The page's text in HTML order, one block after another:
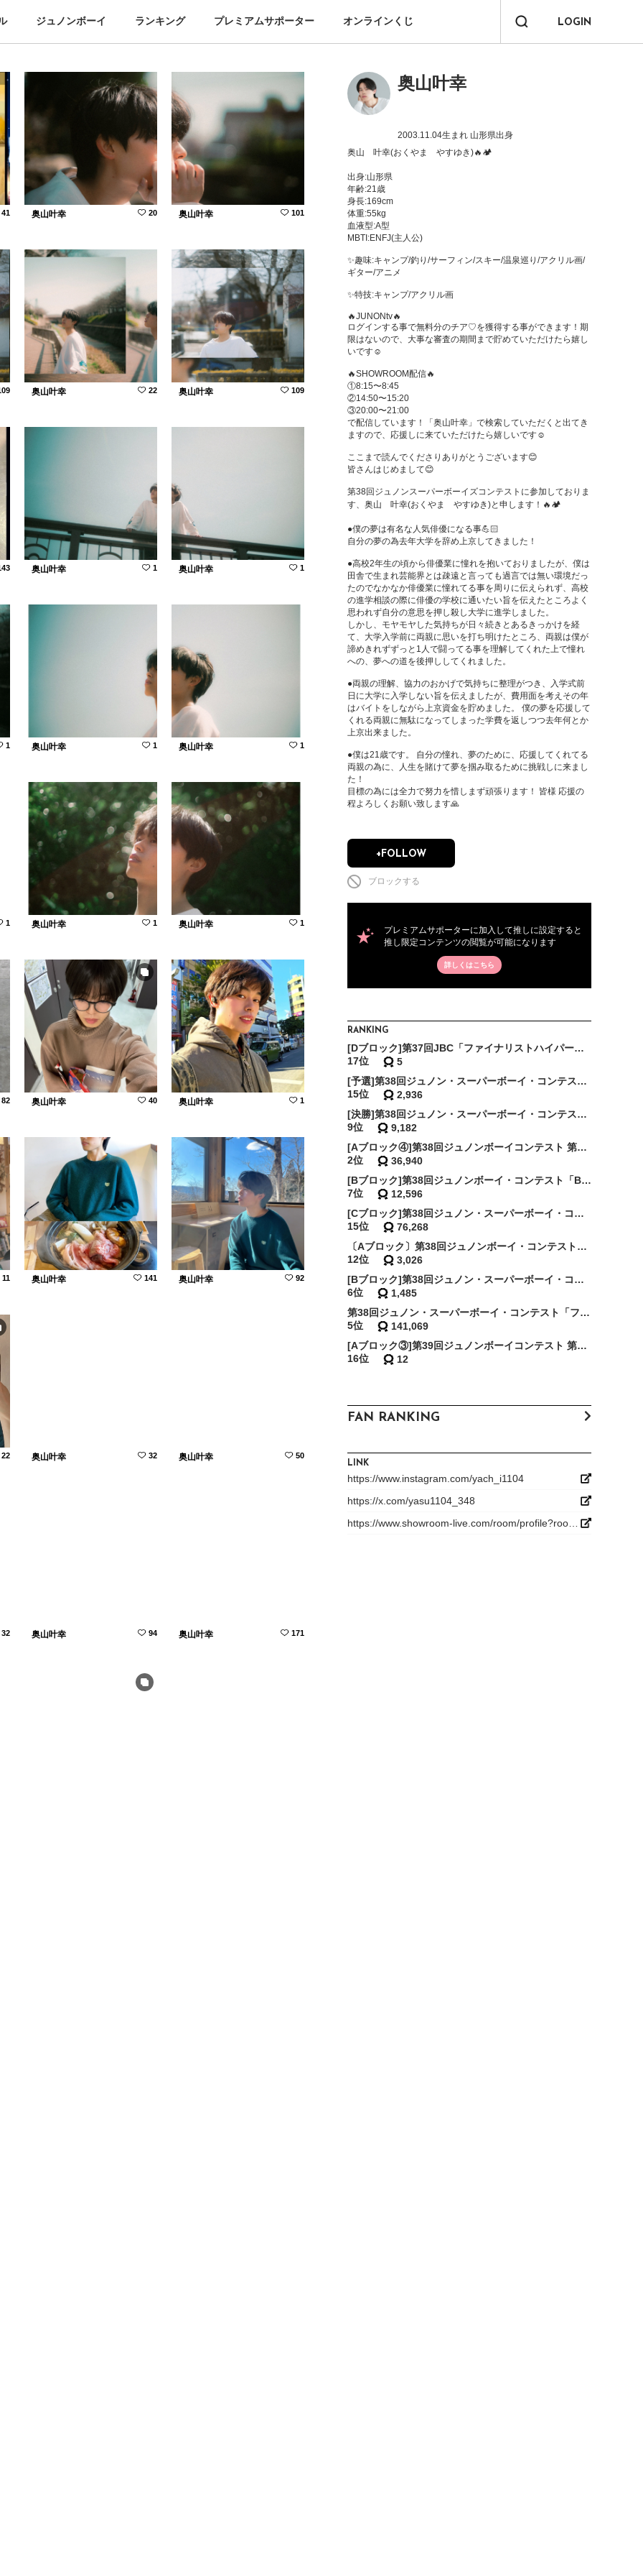
LOGIN
ジュノンボーイ ランキング プレミアムサポーター オンラインくじ
奥山叶幸
ブロックする
+FOLLOW
プレミアムサポーターに加入して推しに設定すると
推し限定コンテンツの閲覧が可能になります
詳しくはこちら
RANKING
[Dブロック]第37回JBC「ファイナリストハイパー敗者復活戦・予選〜天の時〜」
17位
5
[予選]第38回ジュノン・スーパーボーイ・コンテスト サバイバルリベンジ
15位
2,936
[決勝]第38回ジュノン・スーパーボーイ・コンテスト サバイバルリベンジ
9位
9,182
[Aブロック④]第38回ジュノンボーイコンテスト 第2次審査BEST150確約イベント
2位
36,940
[Bブロック]第38回ジュノンボーイ・コンテスト「BEST75敗者復活戦」〜下剋上〜
7位
12,596
[Cブロック]第38回ジュノン・スーパーボーイ・コンテスト「BEST30決定戦」
15位
76,268
〔Aブロック〕第38回ジュノンボーイ・コンテスト「BEST20敗者復活戦」
12位
3,026
[Bブロック]第38回ジュノン・スーパーボーイ・コンテスト「ファイナリストスーパー敗者復活戦・予選〜西の陣〜」
6位
1,485
第38回ジュノン・スーパーボーイ・コンテスト「ファイナリストスーパー敗者復活戦・決勝」
5位
141,069
[Aブロック③]第39回ジュノンボーイコンテスト 第2次審査BEST150確約イベント
16位
12
2003.11.04生まれ 山形県出身
奥山　叶幸(おくやま　やすゆき)🔥🏕️
出身:山形県
年齢:21歳
身長:169cm
体重:55kg
血液型:A型
MBTI:ENFJ(主人公)
✨趣味:キャンプ/釣り/サーフィン/スキー/温泉巡り/アクリル画/
ギター/アニメ
✨特技:キャンプ/アクリル画
🔥JUNONtv🔥
ログインする事で無料分のチア♡を獲得する事ができます！期
限はないので、大事な審査の期間まで貯めていただけたら嬉し
いです☺️
🔥SHOWROOM配信🔥
①8:15〜8:45
②14:50〜15:20
③20:00〜21:00
で配信しています！「奥山叶幸」で検索していただくと出てき
ますので、応援しに来ていただけたら嬉しいです☺️
ここまで読んでくださりありがとうございます😊
皆さんはじめまして😊
第38回ジュノンスーパーボーイズコンテストに参加しておりま
す、奥山　叶幸(おくやま　やすゆき)と申します！🔥🏕️
●僕の夢は有名な人気俳優になる事💪🏻
自分の夢の為去年大学を辞め上京してきました！
●高校2年生の頃から俳優業に憧れを抱いておりましたが、僕は
田舎で生まれ芸能界とは疎遠と言っても過言では無い環境だっ
たのでなかなか俳優業に憧れてる事を周りに伝えられず、高校
の進学相談の際に俳優の学校に通いたい旨を伝えたところよく
思われず自分の意思を押し殺し大学に進学しました。
しかし、モヤモヤした気持ちが日々続きとあるきっかけを経
て、大学入学前に両親に思いを打ち明けたところ、両親は僕が
諦めきれずずっと1人で闘ってる事を理解してくれた上で憧れ
への、夢への道を後押ししてくれました。
●両親の理解、協力のおかげで気持ちに整理がつき、入学式前
日に大学に入学しない旨を伝えましたが、費用面を考えその年
はバイトをしながら上京資金を貯めました。 僕の夢を応援して
くれる両親に無駄になってしまった学費を返しつつ去年何とか
上京出来ました。
●僕は21歳です。 自分の憧れ、夢のために、応援してくれてる
両親の為に、人生を賭けて夢を掴み取るために挑戦しに来まし
た！
目標の為には全力で努力を惜しまず頑張ります！ 皆様 応援の
程よろしくお願い致します🙏
FAN RANKING
41 奥山叶幸 20 奥山叶幸 101
奥山叶幸 22 奥山叶幸 109
奥山叶幸 1 奥山叶幸 1
1 奥山叶幸 1 奥山叶幸 1
1 奥山叶幸 1 奥山叶幸 1
82 奥山叶幸 40 奥山叶幸 1
11 奥山叶幸 141 奥山叶幸 92
22 奥山叶幸 32 奥山叶幸 50
32 奥山叶幸 94 奥山叶幸 171
LINK
https://www.instagram.com/yach_i1104
https://x.com/yasu1104_348